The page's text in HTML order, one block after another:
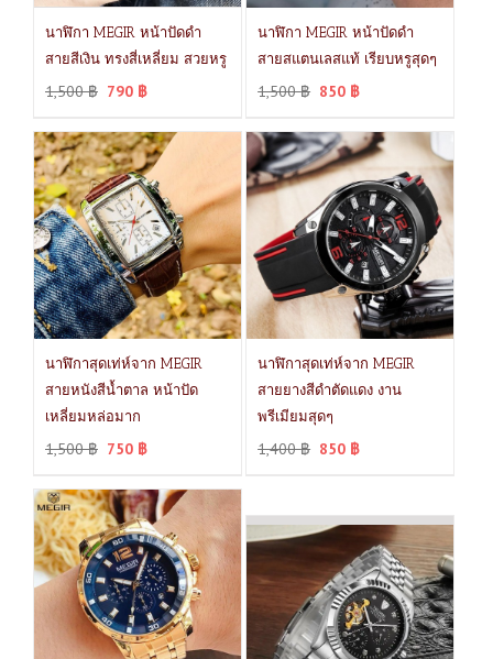
นาฬิกา MEGIR หน้าปัดดำ
สายสีเงิน ทรงสี่เหลี่ยม สวยหรู
1,500฿ 790 ฿
นาฬิกา MEGIR หน้าปัดดำ
สายสแตนเลสแท้ เรียบหรูสุดๆ
1,500฿ 850 ฿
นาฬิกาสุดเท่ห์จาก MEGIR
สายหนังสีน้ำตาล หน้าปัด
เหลี่ยมหล่อมาก
1,500฿ 750 ฿
นาฬิกาสุดเท่ห์จาก MEGIR
สายยางสีดำตัดแดง งาน
พรีเมียมสุดๆ
1,400฿ 850 ฿